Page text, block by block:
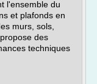
l'ensemble du
et plafonds en
murs, sols,
des
techniques